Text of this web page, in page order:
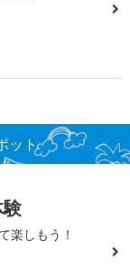
ット
楽しもう！